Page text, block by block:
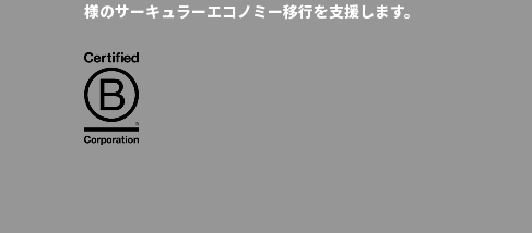
様のサーキュラーエコノミー移行を支援します。